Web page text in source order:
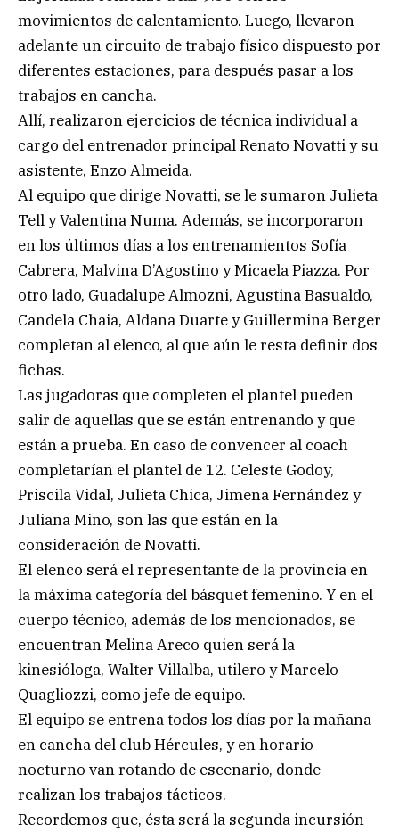
movimientos de calentamiento. Luego, llevaron
adelante un circuito de trabajo físico dispuesto por
diferentes estaciones, para después pasar a los
trabajos en cancha.
Allí, realizaron ejercicios de técnica individual a
cargo del entrenador principal Renato Novatti y su
asistente, Enzo Almeida.
Al equipo que dirige Novatti, se le sumaron Julieta
Tell y Valentina Numa. Además, se incorporaron
en los últimos días a los entrenamientos Sofía
Cabrera, Malvina D’Agostino y Micaela Piazza. Por
otro lado, Guadalupe Almozni, Agustina Basualdo,
Candela Chaia, Aldana Duarte y Guillermina Berger
completan al elenco, al que aún le resta definir dos
fichas.
Las jugadoras que completen el plantel pueden
salir de aquellas que se están entrenando y que
están a prueba. En caso de convencer al coach
completarían el plantel de 12. Celeste Godoy,
Priscila Vidal, Julieta Chica, Jimena Fernández y
Juliana Miño, son las que están en la
consideración de Novatti.
El elenco será el representante de la provincia en
la máxima categoría del básquet femenino. Y en el
cuerpo técnico, además de los mencionados, se
encuentran Melina Areco quien será la
kinesióloga, Walter Villalba, utilero y Marcelo
Quagliozzi, como jefe de equipo.
El equipo se entrena todos los días por la mañana
en cancha del club Hércules, y en horario
nocturno van rotando de escenario, donde
realizan los trabajos tácticos.
Recordemos que, ésta será la segunda incursión